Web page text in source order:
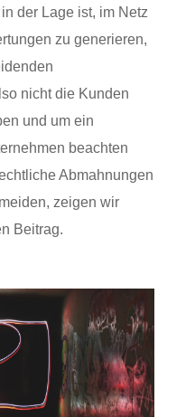
der Lage ist, im Netz
zu generieren,
nicht die Kunden
und um ein
beachten
Abmahnungen
zeigen wir
Beitrag.